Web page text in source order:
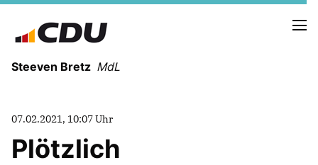
Steeven Bretz MdL
07.02.2021, 10:07 Uhr
Plötzlich